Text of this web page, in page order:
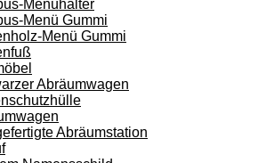
Menühalter
Menü Gummi
Menü Gummi
Abräumwagen
Abräumstation